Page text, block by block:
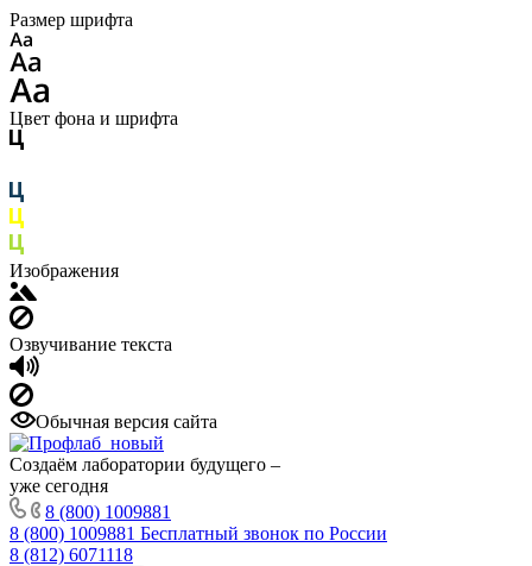
Размер шрифта
Цвет фона и шрифта
Изображения
Озвучивание текста
Обычная версия сайта
Создаём лаборатории будущего –
уже сегодня
8 (800) 1009881
8 (800) 1009881 Бесплатный звонок по России
8 (812) 6071118